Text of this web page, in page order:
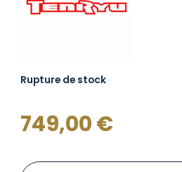
Rupture de stock
749,00€